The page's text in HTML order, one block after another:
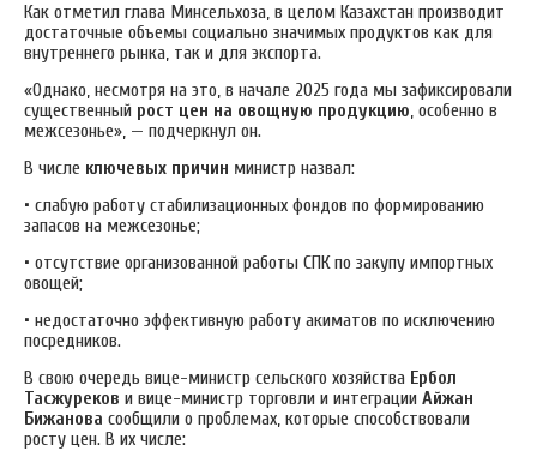
Как отметил глава Минсельхоза, в целом Казахстан производит
достаточные объемы социально значимых продуктов как для
внутреннего рынка, так и для экспорта.
«Однако, несмотря на это, в начале 2025 года мы зафиксировали
существенный рост цен на овощную продукцию, особенно в
межсезонье», — подчеркнул он.
В числе ключевых причин министр назвал:
• слабую работу стабилизационных фондов по формированию
запасов на межсезонье;
• отсутствие организованной работы СПК по закупу импортных
овощей;
• недостаточно эффективную работу акиматов по исключению
посредников.
В свою очередь вице-министр сельского хозяйства Ербол
Тасжуреков и вице-министр торговли и интеграции Айжан
Бижанова сообщили о проблемах, которые способствовали
росту цен. В их числе: